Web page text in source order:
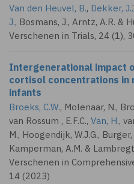
Van den Heuvel, B., Dekker,
J., Bosmans, J., Arntz, A.R. &
Verschenen in Trials, 24 (1),
Intergenerational impact
cortisol concentrations in
infants
Broeks, C.W., Molenaar, N.,
van Rossum , E.F.C., Van, H.,
M., Hoogendijk, W.J.G., Burger,
Kamperman, A.M. &
Verschenen in
14 (2023)